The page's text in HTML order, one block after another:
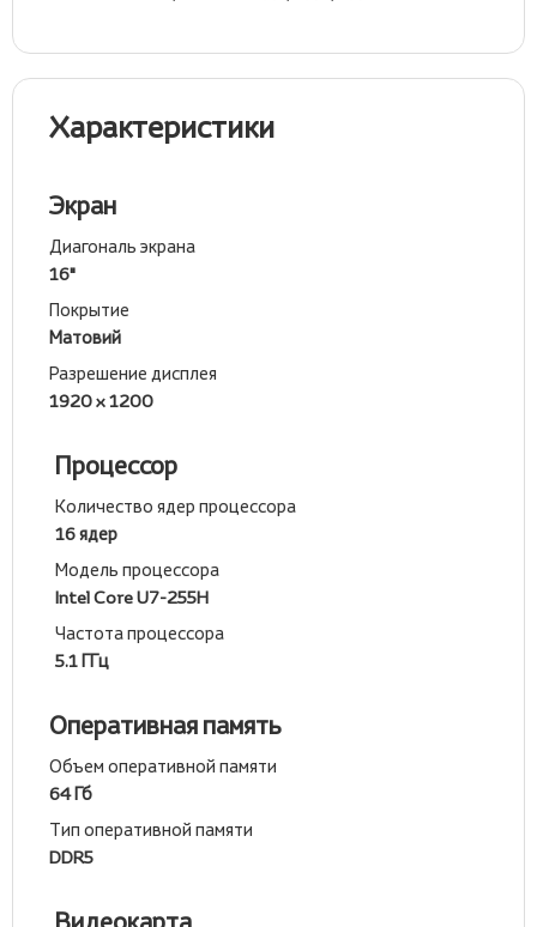
Характеристики
Экран
Диагональ экрана
16"
Покрытие
Матовий
Разрешение дисплея
1920 x 1200
Процессор
Количество ядер процессора
16 ядер
Модель процессора
Intel Core U7-255H
Частота процессора
5.1 ГГц
Оперативная память
Объем оперативной памяти
64 Гб
Тип оперативной памяти
DDR5